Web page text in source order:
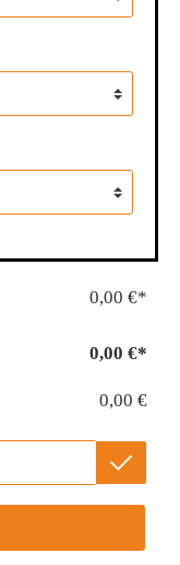
0,00 €*
0,00 €*
0,00 €